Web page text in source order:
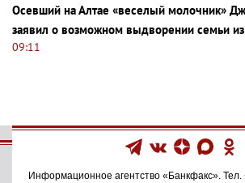
Осевший на Алтае «веселый молочник»
заявил о возможном выдворении семьи
09:11
Информационное агентство «Банкфакс» . Тел.